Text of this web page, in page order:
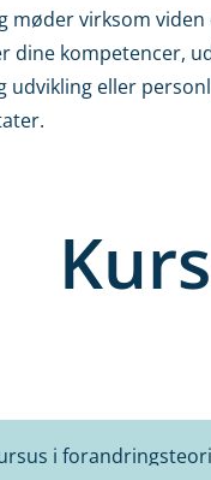
møder virksom
dine kompetencer,
udvikling eller